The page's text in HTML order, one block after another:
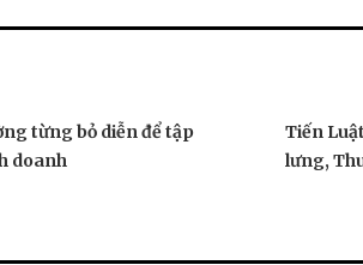
từng bỏ diễn để tập
doanh
Tiến
lưng,